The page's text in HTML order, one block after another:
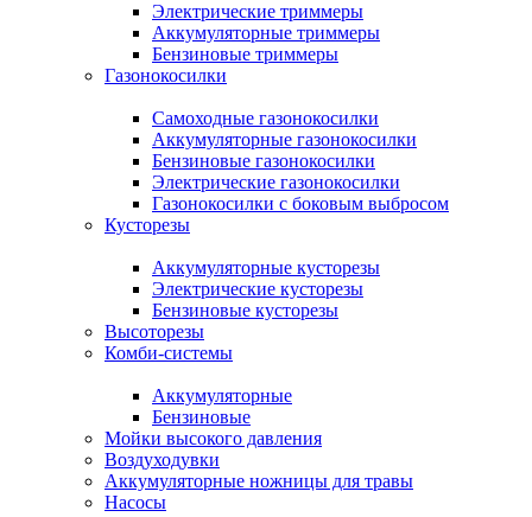
Электрические триммеры
Аккумуляторные триммеры
Бензиновые триммеры
Газонокосилки
Самоходные газонокосилки
Аккумуляторные газонокосилки
Бензиновые газонокосилки
Электрические газонокосилки
Газонокосилки с боковым выбросом
Кусторезы
Аккумуляторные кусторезы
Электрические кусторезы
Бензиновые кусторезы
Высоторезы
Комби-системы
Аккумуляторные
Бензиновые
Мойки высокого давления
Воздуходувки
Аккумуляторные ножницы для травы
Насосы